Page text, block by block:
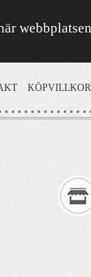
KÖPVILLKOR